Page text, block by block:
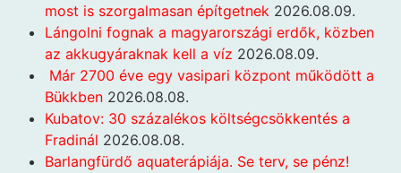
most is szorgalmasan építgetnek 2026.08.09.
Lángolni fognak a magyarországi erdők, közben
az akkugyáraknak kell a víz 2026.08.09.
Már 2700 éve egy vasipari központ működött a
Bükkben 2026.08.08.
Kubatov: 30 százalékos költségcsökkentés a
Fradinál 2026.08.08.
Barlangfürdő aquaterápiája. Se terv, se pénz!